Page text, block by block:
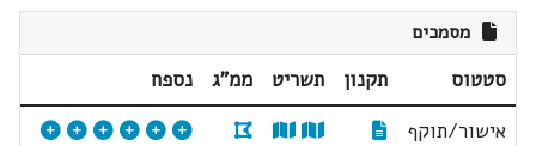
מסמכים
סטטוס תקנון תשריט ממ"ג
נספח
אישור/תוקף